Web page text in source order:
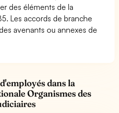
des éléments de la
Les accords de branche
avenants ou annexes de
dans la
Organismes des